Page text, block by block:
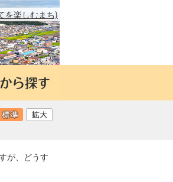
を楽しむまち)
が、どうす